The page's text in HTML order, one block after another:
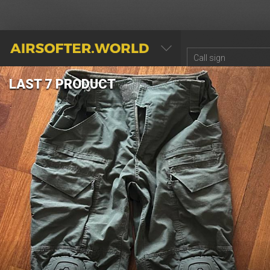
AIRSOFTER.WORLD
LAST 7 PRODUCT